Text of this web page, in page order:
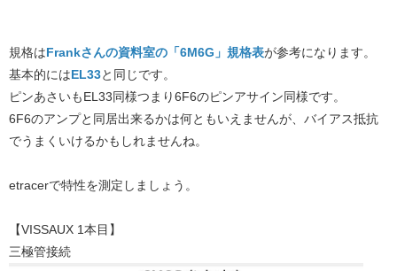
規格はFrankさんの資料室の「6M6G」規格表が参考になります。
基本的にはEL33と同じです。
ピンあさいもEL33同様つまり6F6のピンアサイン同様です。
6F6のアンプと同居出来るかは何ともいえませんが、バイアス抵抗
でうまくいけるかもしれませんね。
etracerで特性を測定しましょう。
【VISSAUX 1本目】
三極管接続